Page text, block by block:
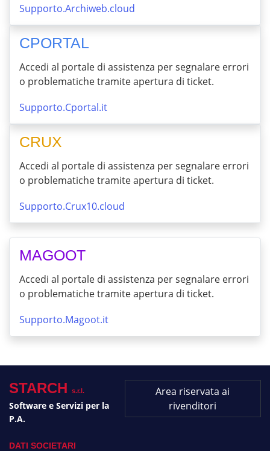
Supporto.Archiweb.cloud
CPORTAL
Accedi al portale di assistenza per segnalare errori
o problematiche tramite apertura di ticket.
Supporto.Cportal.it
CRUX
Accedi al portale di assistenza per segnalare errori
o problematiche tramite apertura di ticket.
Supporto.Crux10.cloud
MAGOOT
Accedi al portale di assistenza per segnalare errori
o problematiche tramite apertura di ticket.
Supporto.Magoot.it
STARCH s.r.l.
Software e Servizi per la
P.A.
Area riservata ai
rivenditori
DATI SOCIETARI